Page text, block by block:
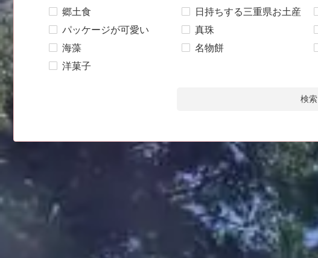
郷土食
日持ちする三重県お土産
パッケージが可愛い
真珠
海藻
名物餅
洋菓子
検索